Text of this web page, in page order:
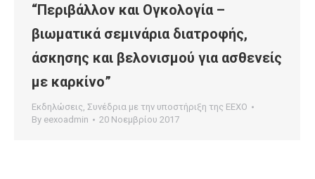
“Περιβάλλον και Ογκολογία –
βιωματικά σεμινάρια διατροφής,
άσκησης και βελονισμού για ασθενείς
με καρκίνο”
Εκδηλώσεις, Συνέδρια με την υποστήριξη της ΕΕΧΟ
By eexoadmin 20 Νοεμβρίου 2017